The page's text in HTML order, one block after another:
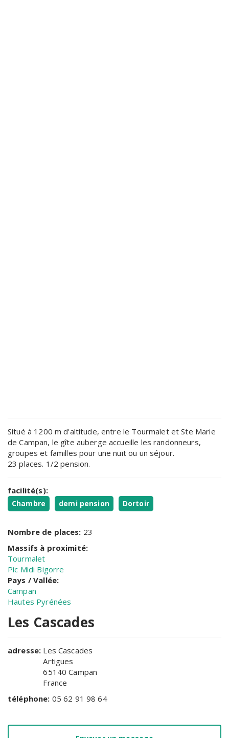
Situé à 1200 m d'altitude, entre le Tourmalet et Ste Marie
de Campan, le gîte auberge accueille les randonneurs,
groupes et familles pour une nuit ou un séjour.
23 places. 1/2 pension.
facilité(s):
Chambre demi pension Dortoir
Nombre de places: 23
Massifs à proximité:
Tourmalet
Pic Midi Bigorre
Pays / Vallée:
Campan
Hautes Pyrénées
Les Cascades
adresse: Les Cascades
Artigues
65140 Campan
France
téléphone: 05 62 91 98 64